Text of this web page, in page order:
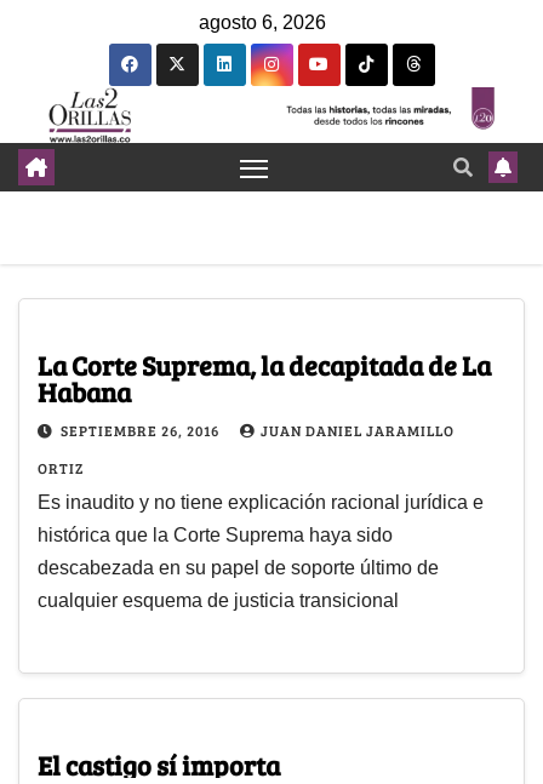
agosto 6, 2026
La Corte Suprema, la decapitada de La
Habana
SEPTIEMBRE 26, 2016
JUAN DANIEL JARAMILLO
ORTIZ
Es inaudito y no tiene explicación racional jurídica e
histórica que la Corte Suprema haya sido
descabezada en su papel de soporte último de
cualquier esquema de justicia transicional
El castigo sí importa